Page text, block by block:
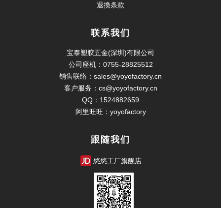
退換条款
联系我们
宝泰塑胶五金(深圳)有限公司
公司座机：0755-28825512
销售联络：sales@yoyofactory.cn
客户服务：cs@yoyofactory.cn
QQ：1524882659
阿里旺旺：yoyofactory
跟随我们
悠悠工厂旗舰店